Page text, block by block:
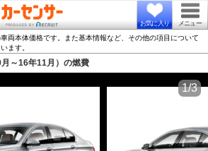
お気に入り メニュー
両本体価格です。また基本情報など、その他の項目について
ます。
～16年11月）の燃費
1/3